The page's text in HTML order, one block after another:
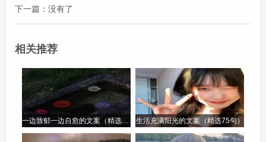
“旧年钟声入新年，爆竹阵阵岁经添。”当第一缕曙
灵，悄然而至。
“元日新桃换旧符，万象更新岁又除。”元旦，那是
岁月轮回中一个崭新的起点，仿若一阵清风，吹走
了旧年的尘埃，带来了无限的憧憬。
下一篇：没有了
相关推荐
一边致郁一边自愈的文案（精选96句） 生活充满阳光的文案（精选75句）